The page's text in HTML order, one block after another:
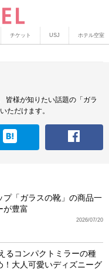
チケット USJ ホテル空室
皆様が知りたい話題の「ガラ
ただけます。
「ガラスの靴」の商品一
が豊富
2026/07/20
るコンパクトミラーの種
大人可愛いディズニーグ